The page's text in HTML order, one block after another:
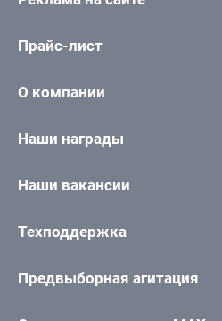
Прайс-лист
О компании
Наши награды
Наши вакансии
Техподдержка
Предвыборная агитация